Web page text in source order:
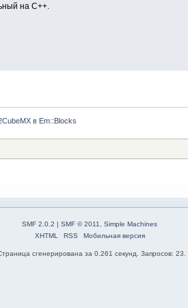
на С++.
в Em::Blocks
SMF 2.0.2 |SMF © 2011 ,Simple Machines
XHTML
RSS Мобильная версия
сгенерирована за 0.261 секунд. Запросов: 23.